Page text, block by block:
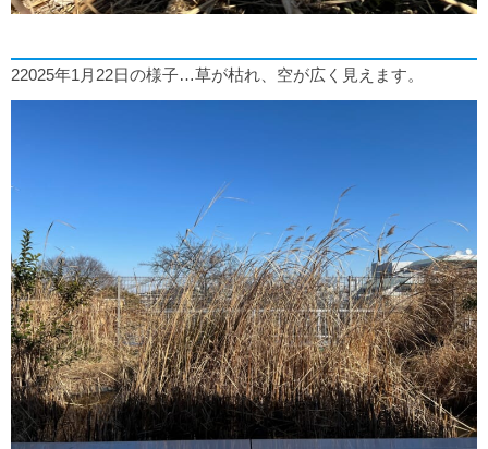
22025年1月22日の様子…草が枯れ、空が広く見えます。